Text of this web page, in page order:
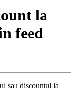
la
feed
sau discountul la